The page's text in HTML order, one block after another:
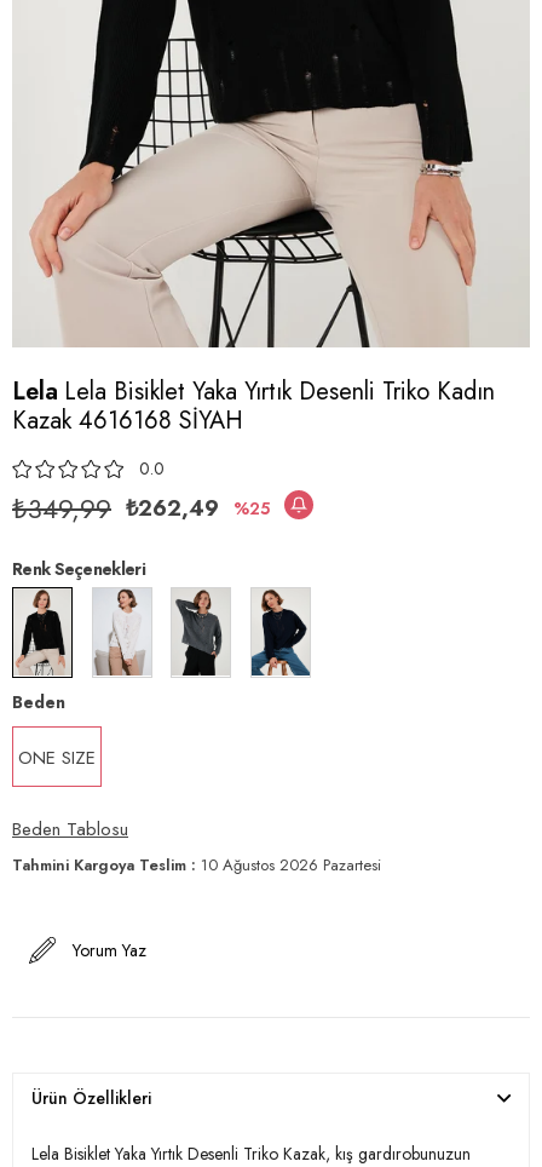
Lela Lela Bisiklet Yaka Yırtık Desenli Triko Kadın
Kazak 4616168 SİYAH
0.0
₺349,99 ₺262,49 25
Renk Seçenekleri
Beden
ONE SIZE
Beden Tablosu
Tahmini Kargoya Teslim : 10 Ağustos 2026 Pazartesi
Yorum Yaz
Ürün Özellikleri
Lela Bisiklet Yaka Yırtık Desenli Triko Kazak, kış gardırobunuzun